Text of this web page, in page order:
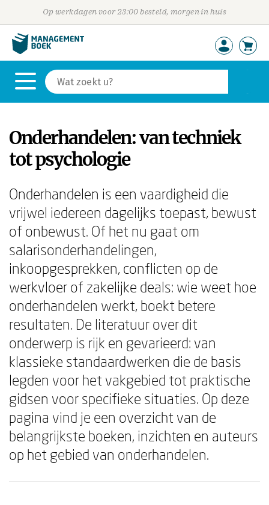
Op werkdagen voor 23:00 besteld, morgen in huis
Onderhandelen: van techniek
tot psychologie
Onderhandelen is een vaardigheid die
vrijwel iedereen dagelijks toepast, bewust
of onbewust. Of het nu gaat om
salarisonderhandelingen,
inkoopgesprekken, conflicten op de
werkvloer of zakelijke deals: wie weet hoe
onderhandelen werkt, boekt betere
resultaten. De literatuur over dit
onderwerp is rijk en gevarieerd: van
klassieke standaardwerken die de basis
legden voor het vakgebied tot praktische
gidsen voor specifieke situaties. Op deze
pagina vind je een overzicht van de
belangrijkste boeken, inzichten en auteurs
op het gebied van onderhandelen.